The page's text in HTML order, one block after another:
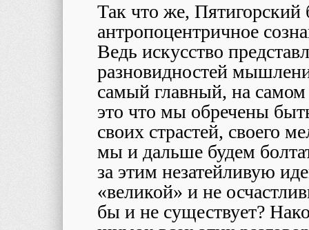
Так что же, Пятигорский
антропоцентричное
Ведь искусство
разновидностей
самый главный, на самом
это что мы обречены
своих страстей, своего
мы и дальше будем
за этим незатейливую
«великой» и не
бы и не существует?